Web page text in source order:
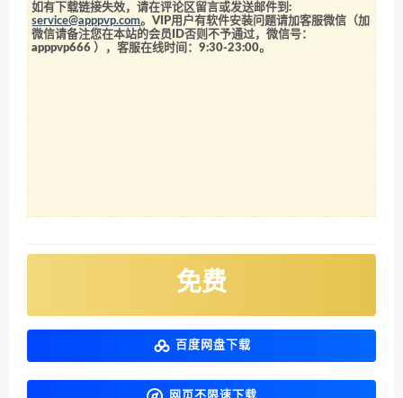
如有下载链接失效，请在评论区留言或发送邮件到:
service@apppvp.com。VIP用户有软件安装问题请加客服微信（加
微信请备注您在本站的会员ID否则不予通过，微信号：
apppvp666 ），客服在线时间：9:30-23:00。
免费
百度网盘下载